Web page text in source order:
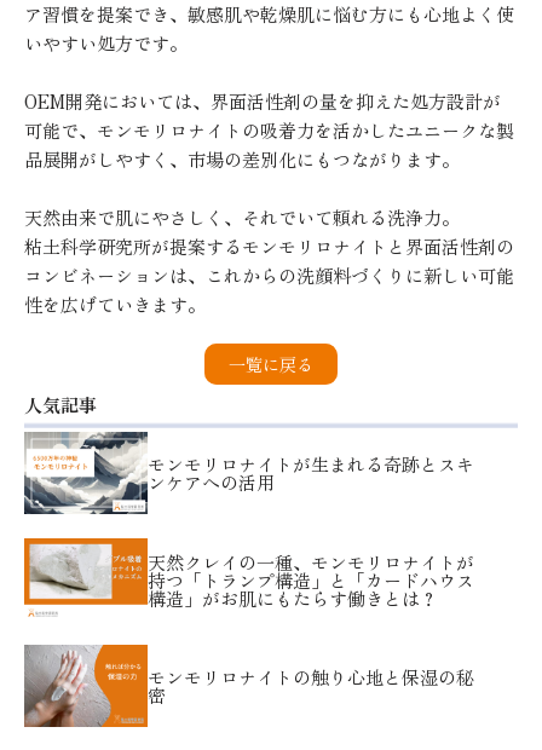
ア習慣を提案でき、敏感肌や乾燥肌に悩む方にも心地よく使
いやすい処方です。
OEM開発においては、界面活性剤の量を抑えた処方設計が
可能で、モンモリロナイトの吸着力を活かしたユニークな製
品展開がしやすく、市場の差別化にもつながります。
天然由来で肌にやさしく、それでいて頼れる洗浄力。
粘土科学研究所が提案するモンモリロナイトと界面活性剤の
コンビネーションは、これからの洗顔料づくりに新しい可能
性を広げていきます。
一覧に戻る
人気記事
モンモリロナイトが生まれる奇跡とスキ
ンケアへの活用
天然クレイの一種、モンモリロナイトが
持つ「トランプ構造」と「カードハウス
構造」がお肌にもたらす働きとは？
モンモリロナイトの触り心地と保湿の秘
密